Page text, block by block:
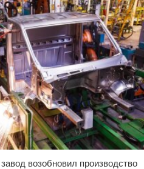
возобновил производство